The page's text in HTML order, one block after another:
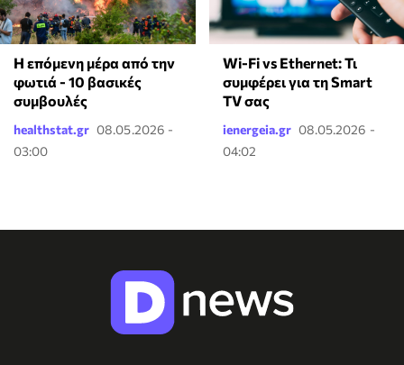
Η επόμενη μέρα από την
φωτιά - 10 βασικές
συμβουλές
healthstat.gr 08.05.2026 -
03:00
Wi-Fi vs Ethernet: Τι
συμφέρει για τη Smart
TV σας
ienergeia.gr 08.05.2026 -
04:02